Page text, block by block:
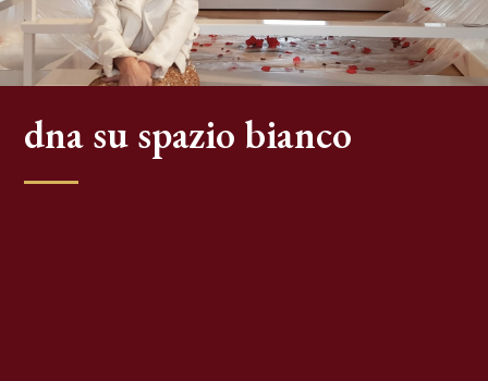
dna su spazio bianco